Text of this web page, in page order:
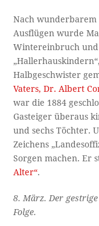
Nach
Ausflügen wurde
Wintereinbruch
Halbgeschwister
Vaters, Dr. Albert
war die 1884
Gasteiger überaus
und sechs Töchter.
Zeichens
Sorgen machen. Er
Alter“.
8. März. Der
Folge.